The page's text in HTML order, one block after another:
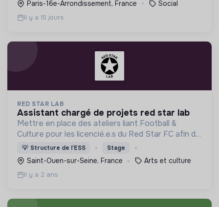
Paris-16e-Arrondissement, France
Social
Il y a 15 jours
RED STAR LAB
assistant chargé de projets red star lab
Mettre en place des ateliers liant Football &
Culture pour les licencié.e.s du Red Star FC afin de
leur faire découvrir des univers différents et de
révéler leurs talents autres que balle au pied.
💡 Structure de l’ESS Stage
Saint-Ouen-sur-Seine, France Arts et culture
Il y a 2 ans